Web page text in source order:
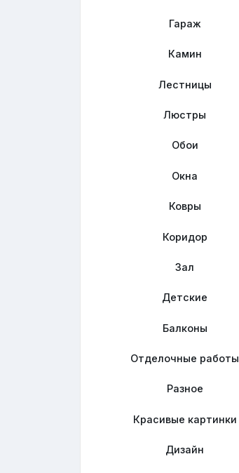
Гараж
Камин
Лестницы
Люстры
Обои
Окна
Ковры
Коридор
Зал
Детские
Балконы
Отделочные работы
Разное
Красивые картинки
Дизайн